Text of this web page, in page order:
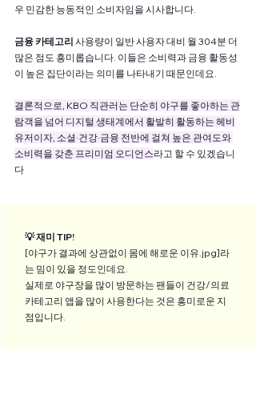
우 민감한 능동적인 소비자임을 시사합니다.
금융 카테고리 사용량이 일반 사용자 대비 월 304분 더
많은 점도 흥미롭습니다. 이들은 소비력과 금융 활동성
이 높은 집단이라는 의미를 나타내기 때문인데요.
결론적으로, KBO 직관러는 단순히 야구를 좋아하는 관
람객을 넘어 디지털 생태계에서 활발히 활동하는 헤비
유저이자, 소셜·건강·금융 전반에 걸쳐 높은 관여도와
소비력을 갖춘 프리미엄 오디언스라고 할 수 있겠습니
다
💡 재미 TIP!
[야구가 결과에 상관없이 몸에 해로운 이유.jpg]라
는 밈이 있을 정도인데요.
실제로 야구장을 많이 방문하는 팬들이 건강/의료
카테고리 앱을 많이 사용한다는 것은 흥미로운 지
점입니다.